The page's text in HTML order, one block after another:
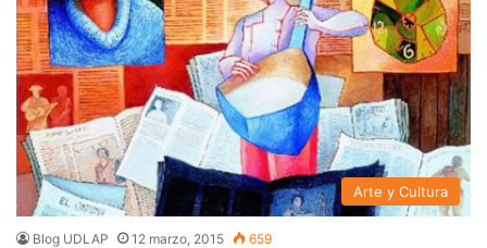
Arte y Cultura
Blog UDLAP 12 marzo, 2015 659